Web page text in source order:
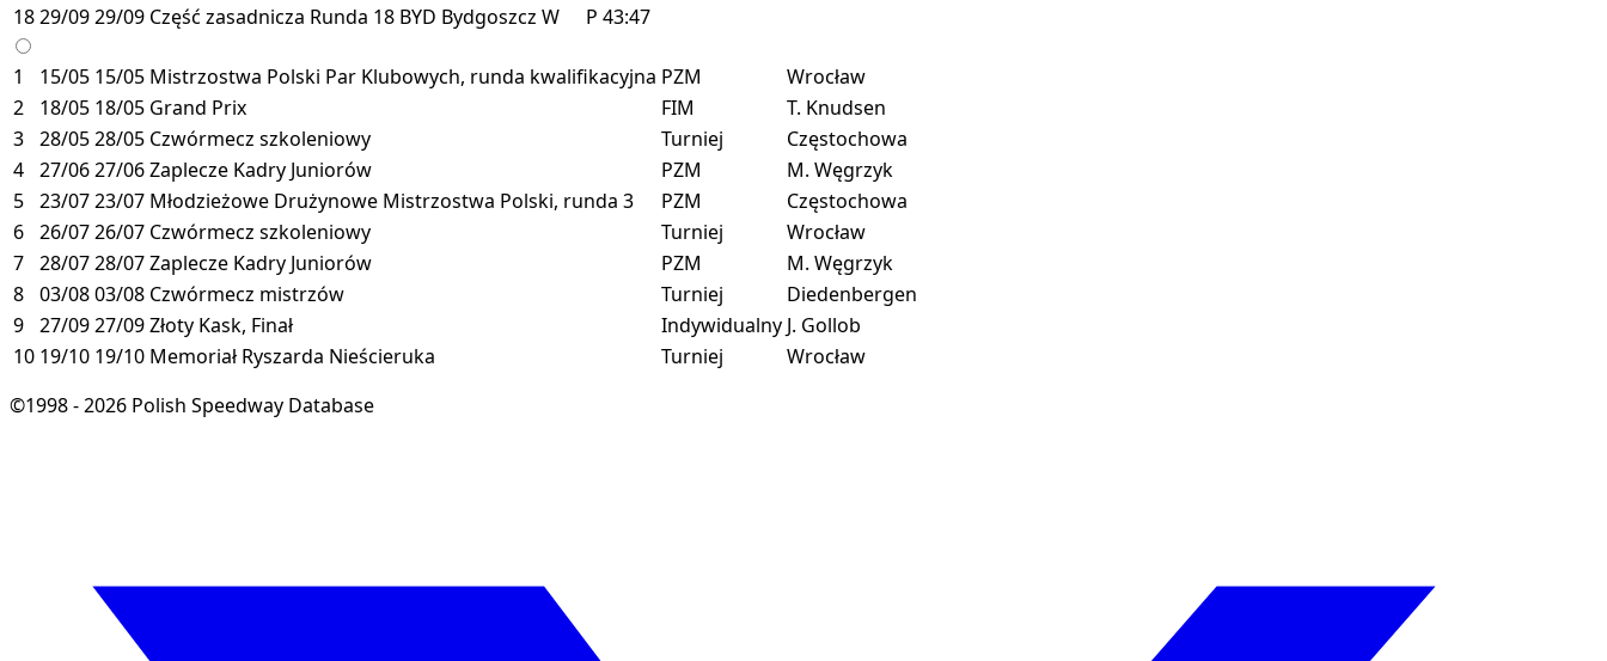
1829/0929/09 Część zasadnicza Runda 18 BYD Bydgoszcz W P 43:47
1 15/05 15/05 Mistrzostwa Polski Par Klubowych, runda kwalifikacyjna PZM
Wrocław
2
18/05 18/05 Grand Prix FIM
T. Knudsen
3 28/0528/05 Czwórmecz szkoleniowy Turniej
Częstochowa
4 27/0627/06Zaplecze Kadry Juniorów PZM
M. Węgrzyk
5 23/0723/07 Młodzieżowe Drużynowe Mistrzostwa Polski, runda 3 PZM
Częstochowa
6 26/0726/07 Czwórmecz szkoleniowy Turniej
Wrocław
7 28/0728/07Zaplecze Kadry Juniorów PZM
M. Węgrzyk
8 03/0803/08 Czwórmecz mistrzów Turniej
Diedenbergen
9 27/0927/09Złoty Kask, Finał Indywidualny J. Gollob
10 19/10 19/10 Memoriał Ryszarda Nieścieruka Turniej
Wrocław
©1998 - 2026 Polish Speedway Database